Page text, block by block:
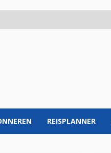
REISPLANNER